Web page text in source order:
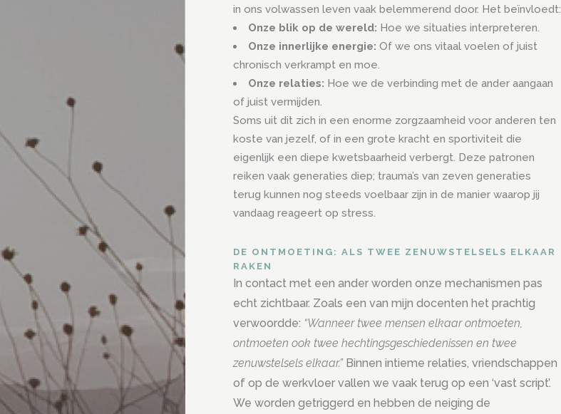
in ons volwassen leven vaak belemmerend door. Het beïnvloedt:
Onze blik op de wereld: Hoe we situaties interpreteren.
Onze innerlijke energie: Of we ons vitaal voelen of juist
chronisch verkrampt en moe.
Onze relaties: Hoe we de verbinding met de ander aangaan
of juist vermijden.
Soms uit dit zich in een enorme zorgzaamheid voor anderen ten
koste van jezelf, of in een grote kracht en sportiviteit die
eigenlijk een diepe kwetsbaarheid verbergt. Deze patronen
reiken vaak generaties diep; trauma’s van zeven generaties
terug kunnen nog steeds voelbaar zijn in de manier waarop jij
vandaag reageert op stress.
DE ONTMOETING: ALS TWEE ZENUWSTELSELS ELKAAR
RAKEN
In contact met een ander worden onze mechanismen pas
echt zichtbaar. Zoals een van mijn docenten het prachtig
verwoordde: “Wanneer twee mensen elkaar ontmoeten,
ontmoeten ook twee hechtingsgeschiedenissen en twee
zenuwstelsels elkaar.” Binnen intieme relaties, vriendschappen
of op de werkvloer vallen we vaak terug op een ‘vast script’.
We worden getriggerd en hebben de neiging de